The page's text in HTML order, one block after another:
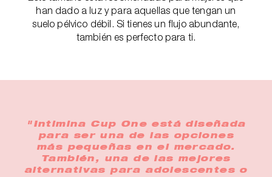
han dado a luz y para aquellas que tengan un
suelo pélvico débil. Si tienes un flujo abundante,
también es perfecto para ti.
"Intimina Cup One está diseñada
para ser una de las opciones
más pequeñas en el mercado.
También, una de las mejores
alternativas para adolescentes o